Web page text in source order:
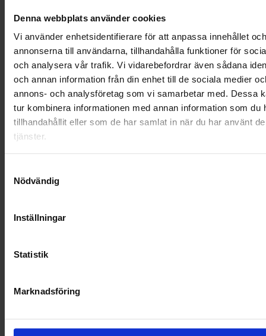
Denna webbplats använder cookies
Vi använder enhetsidentifierare för att anpassa innehållet och
annonserna till användarna, tillhandahålla funktioner för
och analysera vår trafik. Vi vidarebefordrar även sådana
och annan information från din enhet till de sociala medier
annons- och analysföretag som vi samarbetar med. Dessa
tur kombinera informationen med annan information som du
tillhandahållit eller som de har samlat in när du har använt
tjänster.
Nödvändig
Inställningar
Statistik
Marknadsföring
RENHÅLLNING
SAMARBETEN
SOCIALT ANSVAR